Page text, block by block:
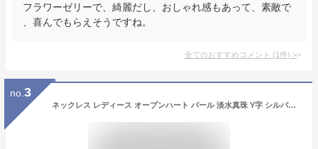
フラワーゼリーで、綺麗だし、おしゃれ感もあって、素敵で
、喜んでもらえそうですね。
全てのおすすめコメント (1件) >
no. 3
ネックレス レディース オープンハート パール 淡水真珠 Y字 シルバー チェーン プラチナ仕上げ SV925 刻印 ペンダント アクセサリー ハートネックレス パールネックレス シンプル プレゼント ギフト 上品 銀 誕生日 結婚記念日 女性 彼女 妻 嫁 大人 かわいい 送料無料